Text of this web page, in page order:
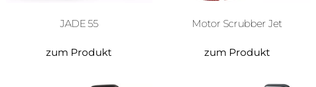
JADE 55
zum Produkt
Motor Scrubber Jet
zum Produkt